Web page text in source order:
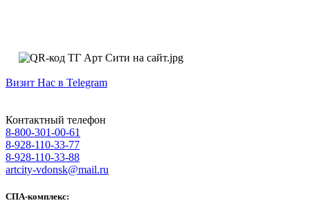
Визит Нас в Telegram
Контактный телефон
8-800-301-00-61
8-928-110-33-77
8-928-110-33-88
artcity-vdonsk@mail.ru
СПА-комплекс: